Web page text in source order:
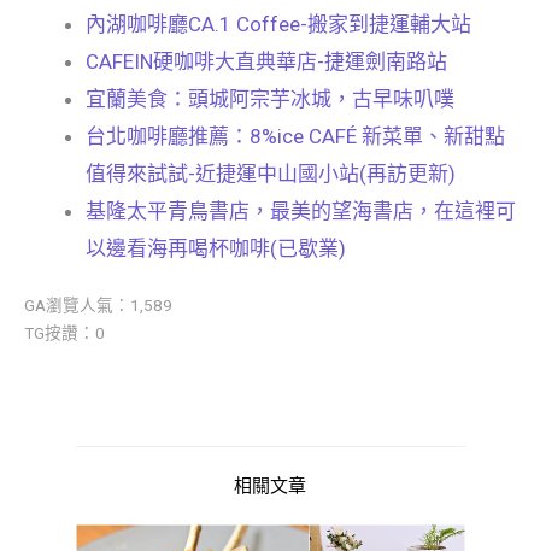
內湖咖啡廳CA.1 Coffee-搬家到捷運輔大站
CAFEIN硬咖啡大直典華店-捷運劍南路站
宜蘭美食：頭城阿宗芋冰城，古早味叭噗
台北咖啡廳推薦：8%ice CAFÉ 新菜單、新甜點
值得來試試-近捷運中山國小站(再訪更新)
基隆太平青鳥書店，最美的望海書店，在這裡可
以邊看海再喝杯咖啡(已歇業)
GA瀏覽人氣：1,589
TG按讚：0
相關文章